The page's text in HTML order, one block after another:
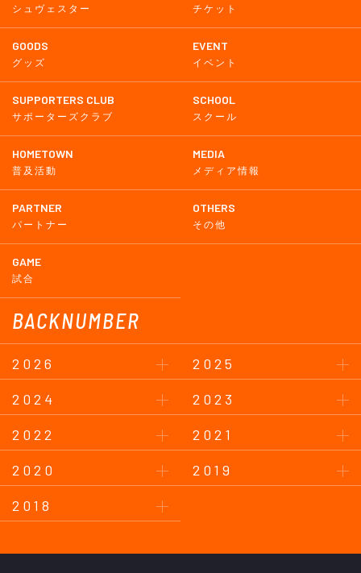
シュヴェスター チケット
GOODS
グッズ
EVENT
イベント
SUPPORTERS CLUB
サポーターズクラブ
SCHOOL
スクール
HOMETOWN
普及活動
MEDIA
メディア情報
PARTNER
パートナー
OTHERS
その他
GAME
試合
BACKNUMBER
2026
2025
2024
2023
2022
2021
2020
2019
2018